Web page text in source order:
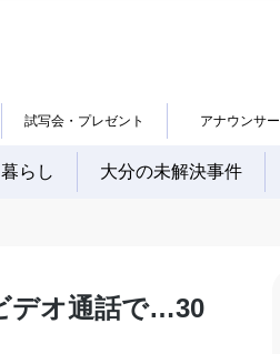
試写会・プレゼント アナウンサー
暮らし 大分の未解決事件
デオ通話で…30